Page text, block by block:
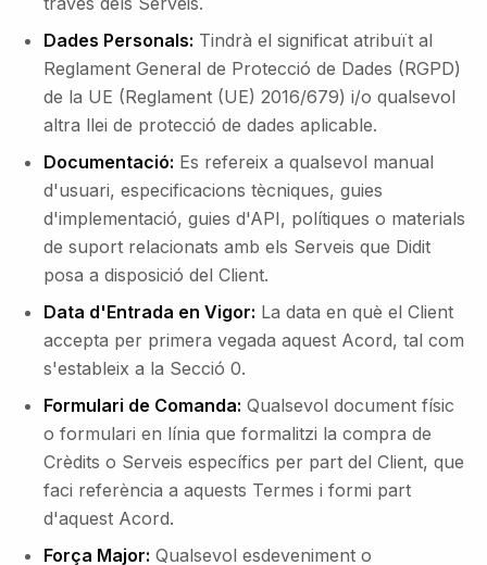
Dades Personals: Tindrà el significat atribuït al
Reglament General de Protecció de Dades (RGPD)
de la UE (Reglament (UE) 2016/679) i/o qualsevol
altra llei de protecció de dades aplicable.
Documentació: Es refereix a qualsevol manual
d'usuari, especificacions tècniques, guies
d'implementació, guies d'API, polítiques o materials
de suport relacionats amb els Serveis que Didit
posa a disposició del Client.
Data d'Entrada en Vigor: La data en què el Client
accepta per primera vegada aquest Acord, tal com
s'estableix a la Secció 0.
Formulari de Comanda: Qualsevol document físic
o formulari en línia que formalitzi la compra de
Crèdits o Serveis específics per part del Client, que
faci referència a aquests Termes i formi part
d'aquest Acord.
Força Major: Qualsevol esdeveniment o